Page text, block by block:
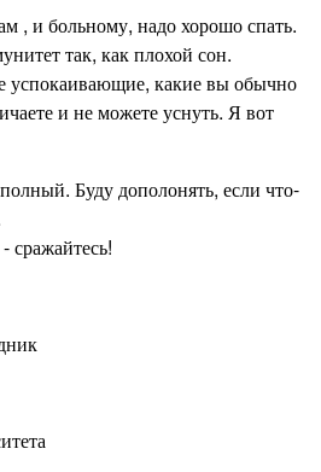
, и больному, надо хорошо спать.
так, как плохой сон.
успокаивающие, какие вы обычно
и не можете уснуть. Я вот
Буду дополонять, если что-
сражайтесь!